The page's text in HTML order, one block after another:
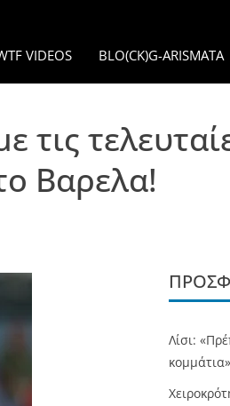
VIDEOS BLO(CK)G-ARISMATA
Βαρελα!
Λίσι:
κομμάτια»